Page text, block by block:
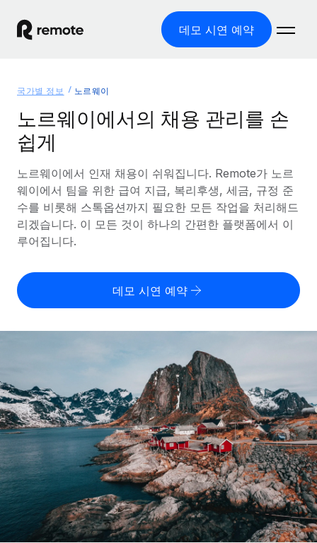
데모 시연 예약
글로벌 고용
글로벌 급여
규정을 준수하며 급여 지급을 손쉽게 처리
기록상 고용주(EOR)
법인 설립 비용 없이 전 세계로 사업을 확장
복잡한 고용 업무를 아웃소싱
인프라
Remote 통합
HR을 워크플로에 매끄럽게 통합
팀을 위한 통합된 핵심 HR 기능
연결 새로운
솔루션
글로벌 서비스 제공
국가별 정보
국가별 글로벌 채용 지원 알아보기
미국 주별 정보
Remote와 다른 솔루션 비교
다른 업체들과 비교해보기
성장하는 기업을 위한 민첩한 글로벌 HR 및 급여 솔루션
중견기업
맞춤형 HR 솔루션으로 팀 확장
엔터프라이즈
대기업을 위한 글로벌 HR
REMOTE 파트너 되기
리소스
도구 및 계산기
오분류 리스크 평가 도구
국가별 총 인건비 계산
REMOTE와 함께 배우기
리서치 및 가이드
사례 연구
HR 용어집
체크리스트 및 템플릿
직무 설명 라이브러리
요금
한국어
English
Deutsch
Español
Italiano
Português (Portugal)
국가별 정보 노르웨이
노르웨이에서의 채용 관리를 손
쉽게
노르웨이에서 인재 채용이 쉬워집니다. Remote가 노르
웨이에서 팀을 위한 급여 지급, 복리후생, 세금, 규정 준
수를 비롯해 스톡옵션까지 필요한 모든 작업을 처리해드
리겠습니다. 이 모든 것이 하나의 간편한 플랫폼에서 이
루어집니다.
데모 시연 예약